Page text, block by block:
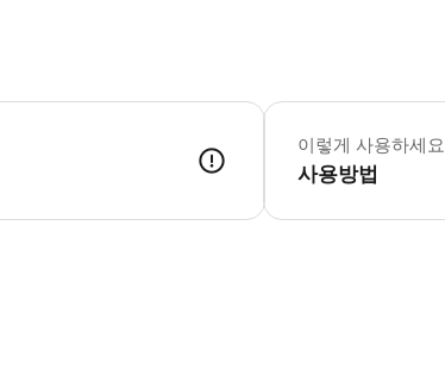
이렇게 사용하세요
사용방법